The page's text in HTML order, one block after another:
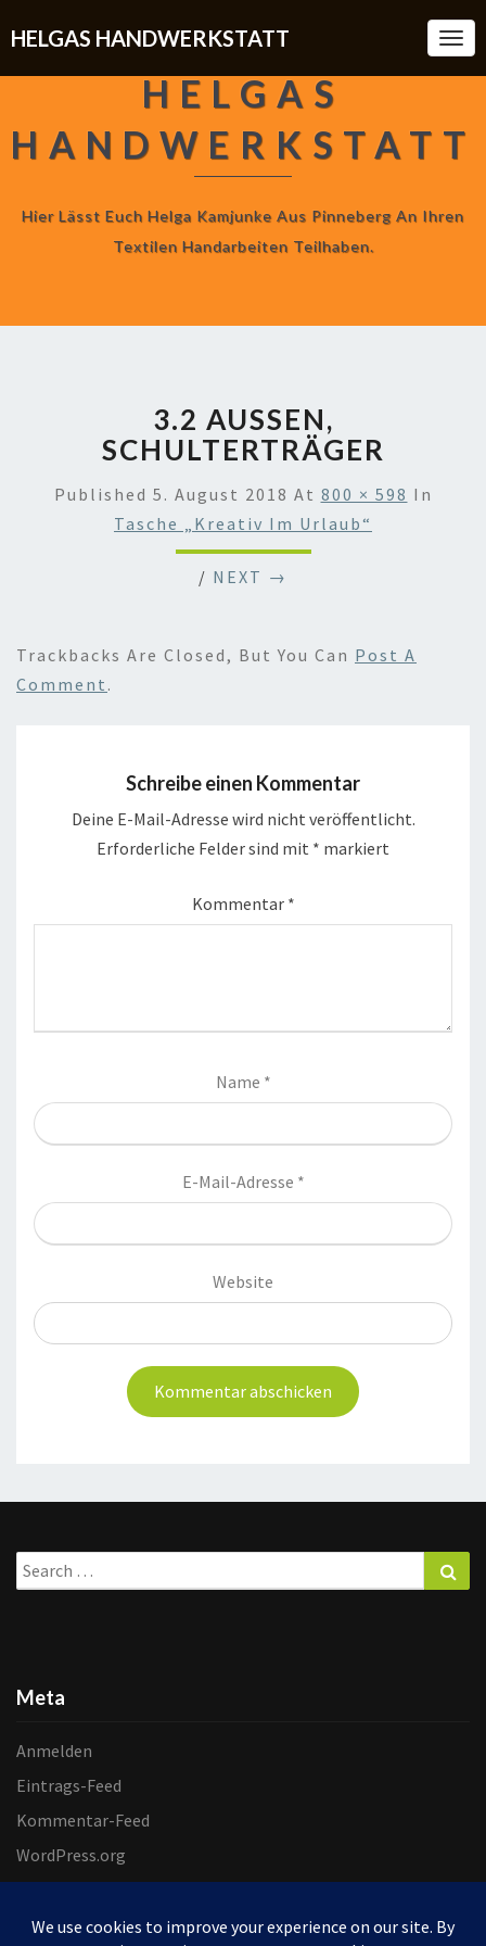
HELGAS HANDWERKSTATT
HELGAS
HANDWERKSTATT
Hier Lässt Euch Helga Kamjunke Aus Pinneberg An Ihren
Textilen Handarbeiten Teilhaben.
3.2 AUSSEN, S
CHULTERTRÄGER
Published 5. August 2018 At 800 × 598 In
Tasche „Kreativ Im Urlaub“
/ NEXT →
Trackbacks Are Closed, But You Can Post A
Comment .
Schreibe einen Kommentar
Deine E-Mail-Adresse wird nicht veröffentlicht.
Erforderliche Felder sind mit * markiert
Kommentar *
Name *
E-Mail-Adresse *
Website
Search
for:
Meta
Anmelden
Eintrags-Feed
Kommentar-Feed
WordPress.org